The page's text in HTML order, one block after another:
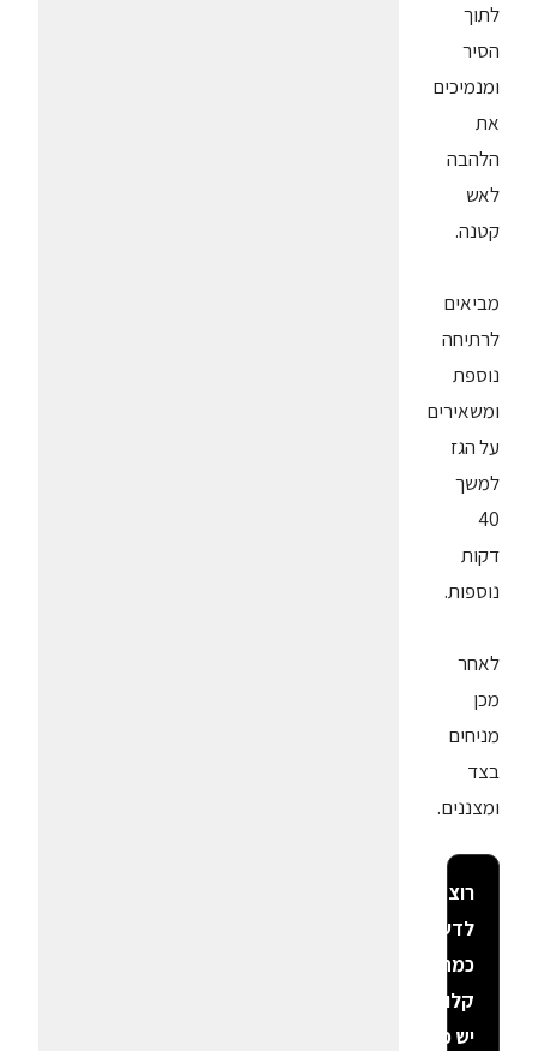
לתוך
הסיר
ומנמיכים
את
הלהבה
לאש
קטנה.
מביאים
לרתיחה
נוספת
ומשאירים
על הגז
למשך
40
דקות
נוספות.
לאחר
מכן
מניחים
בצד
ומצננים.
רוצה
לדעת
כמה
קלוריות
יש פה?